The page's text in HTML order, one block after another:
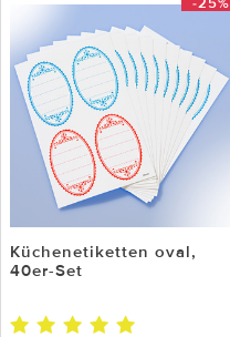
Küchenetiketten oval,
40er-Set